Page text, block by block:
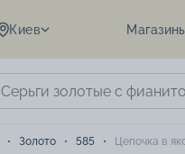
Киев
Золото 585 Цепочка в